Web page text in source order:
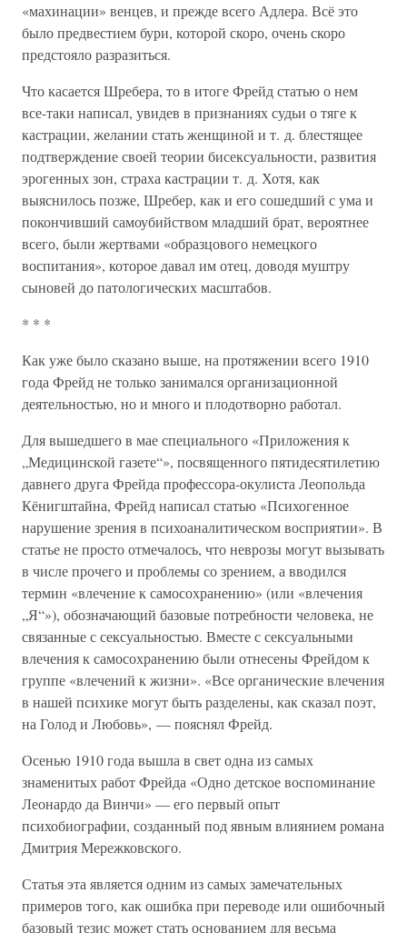
«махинации» венцев, и прежде всего Адлера. Всё это
было предвестием бури, которой скоро, очень скоро
предстояло разразиться.
Что касается Шребера, то в итоге Фрейд статью о нем
все-таки написал, увидев в признаниях судьи о тяге к
кастрации, желании стать женщиной и т. д. блестящее
подтверждение своей теории бисексуальности, развития
эрогенных зон, страха кастрации т. д. Хотя, как
выяснилось позже, Шребер, как и его сошедший с ума и
покончивший самоубийством младший брат, вероятнее
всего, были жертвами «образцового немецкого
воспитания», которое давал им отец, доводя муштру
сыновей до патологических масштабов.
* * *
Как уже было сказано выше, на протяжении всего 1910
года Фрейд не только занимался организационной
деятельностью, но и много и плодотворно работал.
Для вышедшего в мае специального «Приложения к
„Медицинской газете“», посвященного пятидесятилетию
давнего друга Фрейда профессора-окулиста Леопольда
Кёнигштайна, Фрейд написал статью «Психогенное
нарушение зрения в психоаналитическом восприятии». В
статье не просто отмечалось, что неврозы могут вызывать
в числе прочего и проблемы со зрением, а вводился
термин «влечение к самосохранению» (или «влечения
„Я“»), обозначающий базовые потребности человека, не
связанные с сексуальностью. Вместе с сексуальными
влечения к самосохранению были отнесены Фрейдом к
группе «влечений к жизни». «Все органические влечения
в нашей психике могут быть разделены, как сказал поэт,
на Голод и Любовь», — пояснял Фрейд.
Осенью 1910 года вышла в свет одна из самых
знаменитых работ Фрейда «Одно детское воспоминание
Леонардо да Винчи» — его первый опыт
психобиографии, созданный под явным влиянием романа
Дмитрия Мережковского.
Статья эта является одним из самых замечательных
примеров того, как ошибка при переводе или ошибочный
базовый тезис может стать основанием для весьма